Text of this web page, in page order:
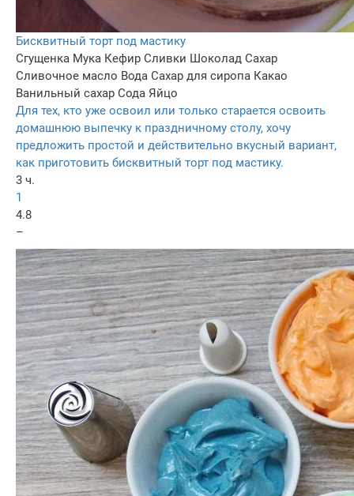
Бисквитный торт под мастику
Сгущенка Мука Кефир Сливки Шоколад Сахар
Сливочное масло Вода Сахар для сиропа Какао
Ванильный сахар Сода Яйцо
Для тех, кто уже освоил или только старается освоить
домашнюю выпечку к праздничному столу, хочу
предложить простой и действительно вкусный вариант,
как приготовить бисквитный торт под мастику.
3 ч.
1
4.8
–